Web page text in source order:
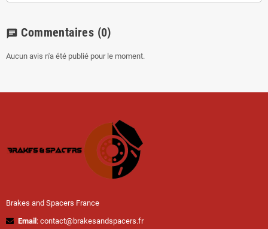
chat Commentaires (0)
Aucun avis n'a été publié pour le moment.
Brakes and Spacers France
Email : contact@brakesandspacers.fr